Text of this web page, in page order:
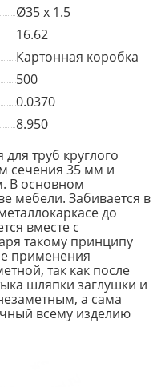
Ø35 x 1.5
16.62
Картонная коробка
500
0.0370
8.950
труб круглого
сечения 35 мм и
В основном
мебели. Забивается в
до
вместе с
такому принципу
применения
так как после
шляпки заглушки и
а сама
всему изделию